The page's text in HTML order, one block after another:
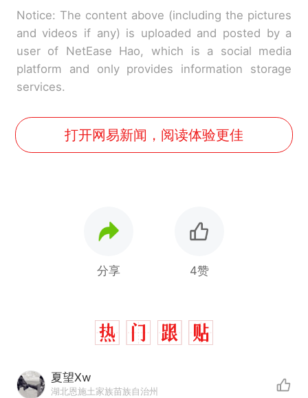
Notice: The content above (including the pictures
and videos if any) is uploaded and posted by a
user of NetEase Hao, which is a social media
platform and only provides information storage
services.
打开网易新闻，阅读体验更佳
分享 4赞
夏望Xw
湖北恩施土家族苗族自治州